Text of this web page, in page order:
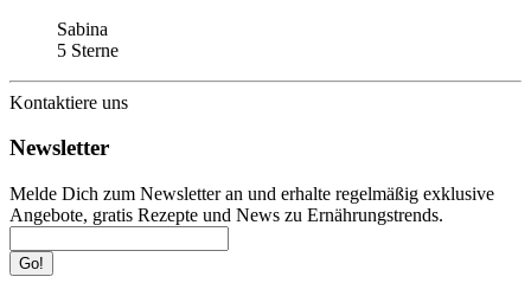
Sabina
5 Sterne
Kontaktiere uns
Newsletter
Melde Dich zum Newsletter an und erhalte regelmäßig exklusive
Angebote, gratis Rezepte und News zu Ernährungstrends.
Go!